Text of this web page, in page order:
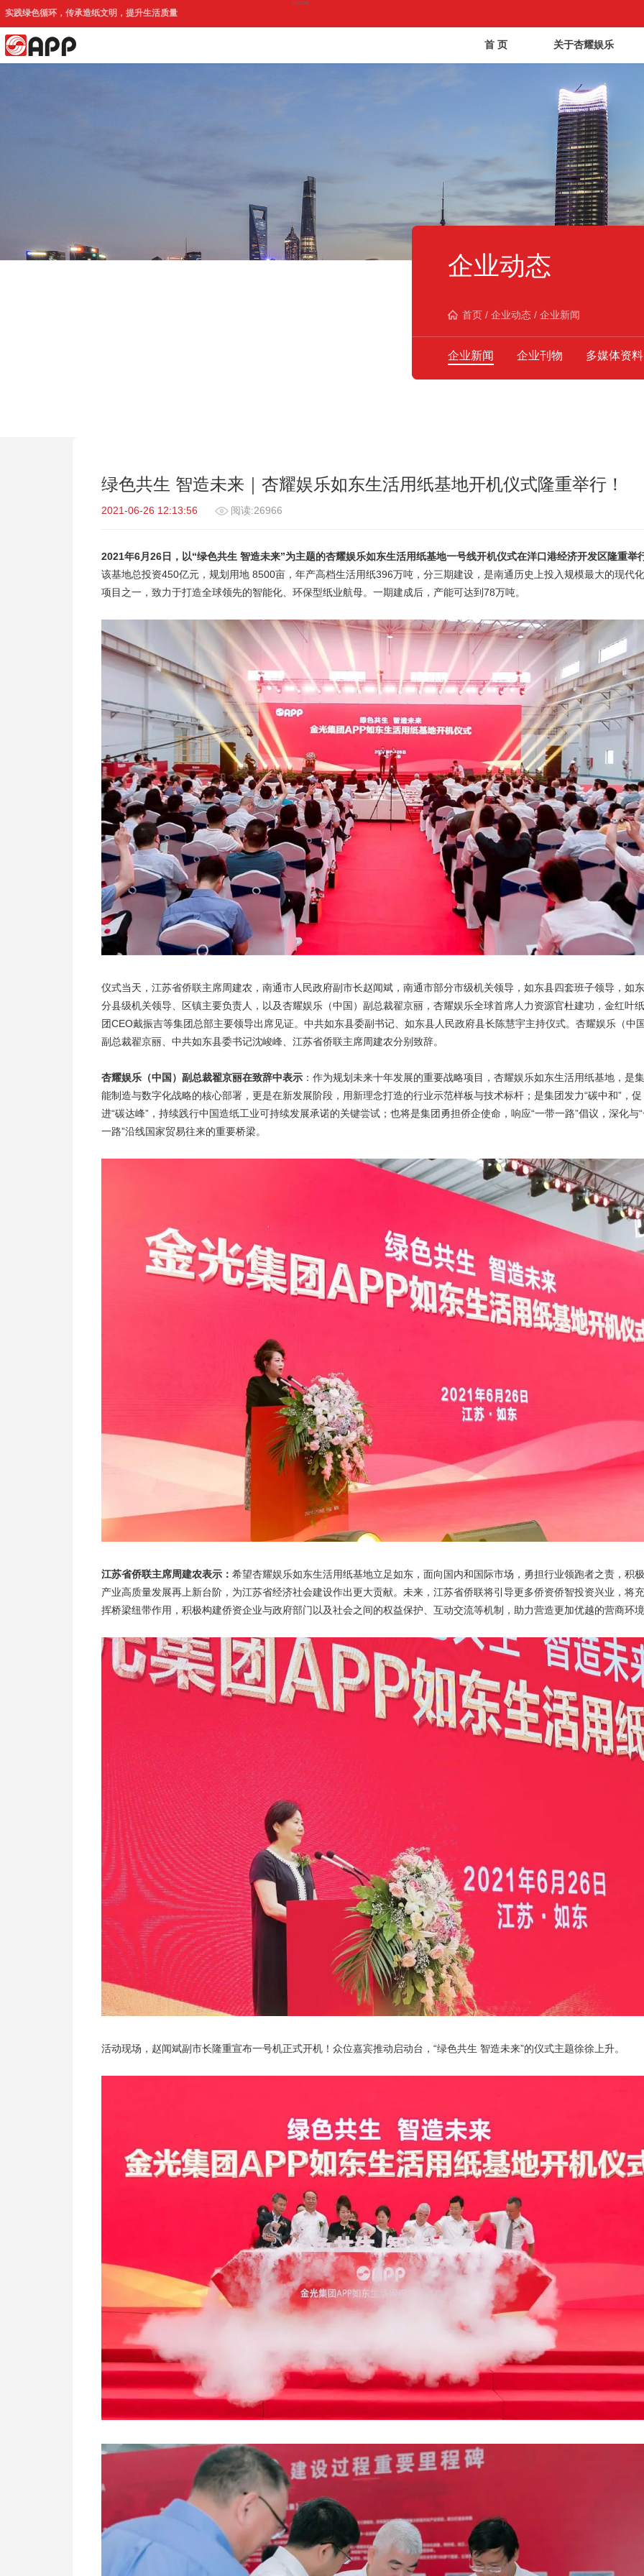
实践绿色循环，传承造纸文明，提升生活质量
印尼官网
关于杏耀娱乐
首 页
企业动态
首页 /企业动态 /企业新闻
企业新闻 企业刊物 多媒体资料
绿色共生 智造未来｜杏耀娱乐如东生活用纸基地开机仪式隆重举行！
2021-06-26 12:13:56 阅读:26966
2021年6月26日，以“绿色共生 智造未来”为主题的杏耀娱乐如东生活用纸基地一号线开机仪式在洋口港经济开发区隆重举
该基地总投资450亿元，规划用地 8500亩，年产高档生活用纸396万吨，分三期建设，是南通历史上投入规模最大的现代
项目之一，致力于打造全球领先的智能化、环保型纸业航母。一期建成后，产能可达到78万吨。
仪式当天，江苏省侨联主席周建农，南通市人民政府副市长赵闻斌，南通市部分市级机关领导，如东县四套班子领导，如
分县级机关领导、区镇主要负责人，以及杏耀娱乐（中国）副总裁翟京丽，杏耀娱乐全球首席人力资源官杜建功，金红叶
团CEO戴振吉等集团总部主要领导出席见证。中共如东县委副书记、如东县人民政府县长陈慧宇主持仪式。杏耀娱乐（中
副总裁翟京丽、中共如东县委书记沈峻峰、江苏省侨联主席周建农分别致辞。
杏耀娱乐（中国）副总裁翟京丽在致辞中表示：作为规划未来十年发展的重要战略项目，杏耀娱乐如东生活用纸基地，是
能制造与数字化战略的核心部署，更是在新发展阶段，用新理念打造的行业示范样板与技术标杆；是集团发力“碳中和”，促
进“碳达峰”，持续践行中国造纸工业可持续发展承诺的关键尝试；也将是集团勇担侨企使命，响应“一带一路”倡议，深化与
一路”沿线国家贸易往来的重要桥梁。
江苏省侨联主席周建农表示： 希望杏耀娱乐如东生活用纸基地立足如东，面向国内和国际市场，勇担行业领跑者之责，积
产业高质量发展再上新台阶，为江苏省经济社会建设作出更大贡献。未来，江苏省侨联将引导更多侨资侨智投资兴业，将
挥桥梁纽带作用，积极构建侨资企业与政府部门以及社会之间的权益保护、互动交流等机制，助力营造更加优越的营商环
活动现场，赵闻斌副市长隆重宣布一号机正式开机！众位嘉宾推动启动台，“绿色共生 智造未来”的仪式主题徐徐上升。